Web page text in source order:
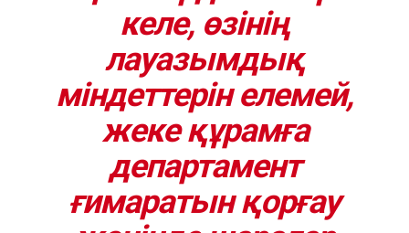
келе, өзінің
лауазымдық
міндеттерін елемей,
жеке құрамға
департамент
ғимаратын қорғау